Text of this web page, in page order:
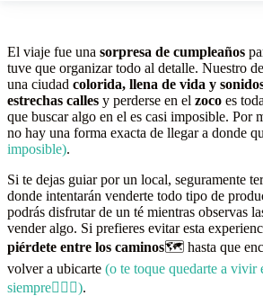
El viaje fue una sorpresa de cumpleaños
tuve que organizar todo al detalle. Nuestro
una ciudad colorida, llena de vida y
estrechas calles y perderse en el zoco es
que buscar algo en el es casi imposible. Por
no hay una forma exacta de llegar a donde
imposible).
Si te dejas guiar por un local, seguramente
donde intentarán venderte todo tipo de
podrás disfrutar de un té mientras observas
vender algo. Si prefieres evitar esta
piérdete entre los caminos🗺️ hasta que
volver a ubicarte (o te toque quedarte a vivir
siempre🤷🏻‍♂️).